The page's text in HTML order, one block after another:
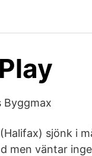
Byggmax
sjönk i
men väntar